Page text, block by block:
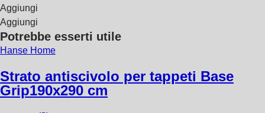
Aggiungi
Aggiungi
Potrebbe esserti utile
Hanse Home
Strato antiscivolo per tappeti Base
Grip190x290 cm